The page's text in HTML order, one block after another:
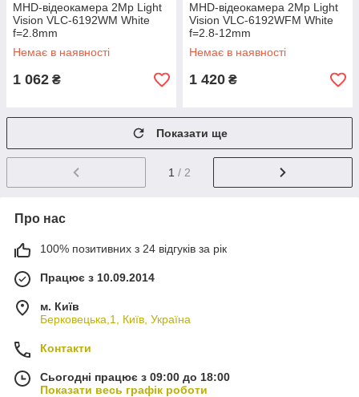
MHD-відеокамера 2Mp Light
Vision VLC-6192WM White
f=2.8mm
Немає в наявності
1 062 ₴
MHD-відеокамера 2Mp Light
Vision VLC-6192WFM White
f=2.8-12mm
Немає в наявності
1 420 ₴
Показати ще
1 / 2
Про нас
100% позитивних з 24 відгуків за рік
Працює з 10.09.2014
м. Київ
Берковецька,1, Київ, Україна
Контакти
Сьогодні працює з 09:00 до 18:00
Показати весь графік роботи